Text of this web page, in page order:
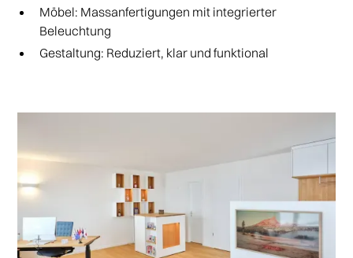
Möbel: Massanfertigungen mit integrierter
Beleuchtung
Gestaltung: Reduziert, klar und funktional